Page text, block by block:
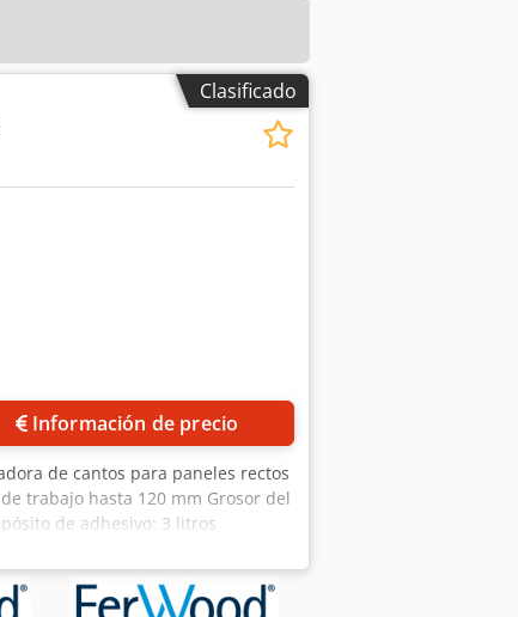
Clasificado
Información de precio
de cantos para paneles rectos
trabajo hasta 120 mm Grosor del
de adhesivo: 3 litros
de trabajo inclinable de 0 a 45
Unidad de corte compuesta
1300 x 900 x 1380 mm (alto)